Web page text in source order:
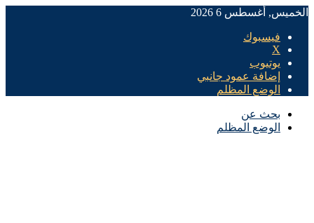
الخميس, أغسطس 6 2026
فيسبوك
X
يوتيوب
إضافة عمود جانبي
الوضع المظلم
بحث عن
الوضع المظلم